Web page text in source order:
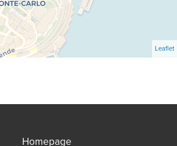
Leaflet
Homepage